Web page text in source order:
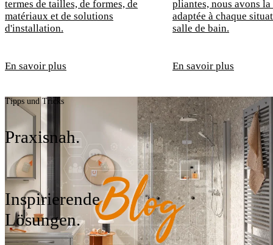
termes de tailles, de formes, de
matériaux et de solutions
d'installation.
En savoir plus
pliantes, nous avons
adaptée à chaque
salle de bain.
En savoir plus
Tipps und Tricks
Praxisnah.
Inspirierende
Lösungen.